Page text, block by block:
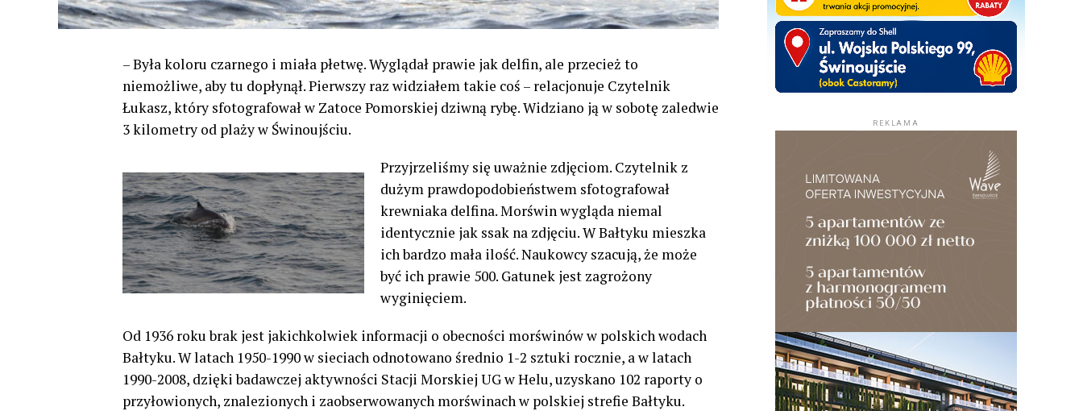
– Była koloru czarnego i miała płetwę. Wyglądał prawie jak delfin, ale przecież to
niemożliwe, aby tu dopłynął. Pierwszy raz widziałem takie coś – relacjonuje Czytelnik
Łukasz, który sfotografował w Zatoce Pomorskiej dziwną rybę. Widziano ją w sobotę zaledwie
3 kilometry od plaży w Świnoujściu.
Przyjrzeliśmy się uważnie zdjęciom. Czytelnik z
dużym prawdopodobieństwem sfotografował
krewniaka delfina. Morświn wygląda niemal
identycznie jak ssak na zdjęciu. W Bałtyku mieszka
ich bardzo mała ilość. Naukowcy szacują, że może
być ich prawie 500. Gatunek jest zagrożony
wyginięciem.
Od 1936 roku brak jest jakichkolwiek informacji o obecności morświnów w polskich wodach
Bałtyku. W latach 1950-1990 w sieciach odnotowano średnio 1-2 sztuki rocznie, a w latach
1990-2008, dzięki badawczej aktywności Stacji Morskiej UG w Helu, uzyskano 102 raporty o
przyłowionych, znalezionych i zaobserwowanych morświnach w polskiej strefie Bałtyku.
REKLAMA